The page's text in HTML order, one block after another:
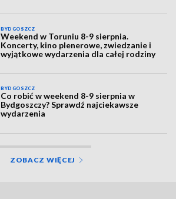
BYDGOSZCZ
Weekend w Toruniu 8-9 sierpnia.
Koncerty, kino plenerowe, zwiedzanie i
wyjątkowe wydarzenia dla całej rodziny
BYDGOSZCZ
Co robić w weekend 8-9 sierpnia w
Bydgoszczy? Sprawdź najciekawsze
wydarzenia
ZOBACZ WIĘCEJ